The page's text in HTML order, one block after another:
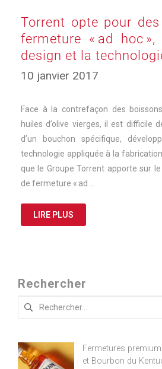
Torrent opte pour
fermeture « ad hoc
design et la
10 janvier 2017
Face à la contrefaçon des
huiles d’olive vierges, il est difficile
d’un bouchon spécifique,
technologie appliquée à la
que le Groupe Torrent apporte sur
de fermeture « ad …
LIRE PLUS
Rechercher
Rechercher :
Fermetures
et Bourbon du